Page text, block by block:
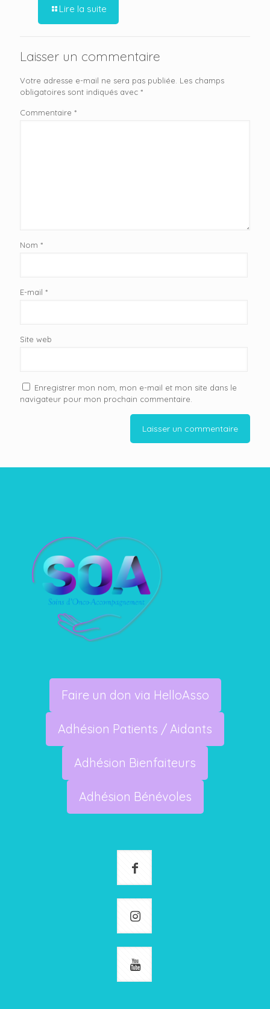
Lire la suite
Laisser un commentaire
Votre adresse e-mail ne sera pas publiée. Les champs
obligatoires sont indiqués avec *
Commentaire *
Nom *
E-mail *
Site web
Enregistrer mon nom, mon e-mail et mon site dans le
navigateur pour mon prochain commentaire.
Faire un don via HelloAsso
Adhésion Patients / Aidants
Adhésion Bienfaiteurs
Adhésion Bénévoles